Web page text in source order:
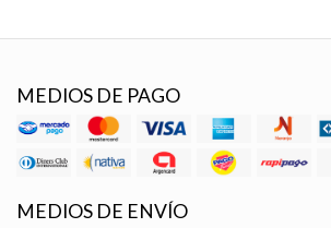
MEDIOS DE PAGO
MEDIOS DE ENVÍO